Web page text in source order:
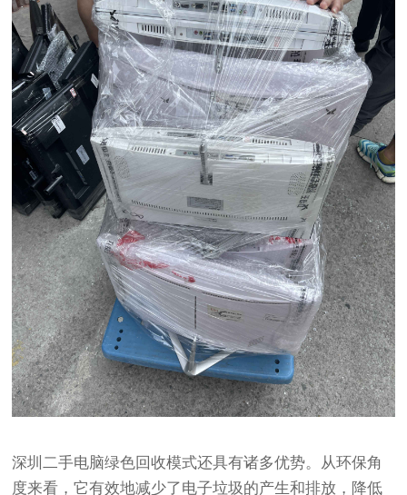
深圳二手电脑绿色回收模式还具有诸多优势。从环保角
度来看，它有效地减少了电子垃圾的产生和排放，降低